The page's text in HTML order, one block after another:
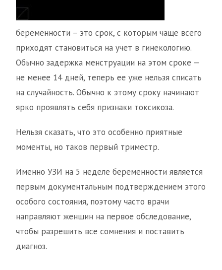
беременности – это срок, с которым чаще всего
приходят становиться на учет в гинекологию.
Обычно задержка менструации на этом сроке —
не менее 14 дней, теперь ее уже нельзя списать
на случайность. Обычно к этому сроку начинают
ярко проявлять себя признаки токсикоза.
Нельзя сказать, что это особенно приятные
моменты, но таков первый триместр.
Именно УЗИ на 5 неделе беременности является
первым документальным подтверждением этого
особого состояния, поэтому часто врачи
направляют женщин на первое обследование,
чтобы разрешить все сомнения и поставить
диагноз.